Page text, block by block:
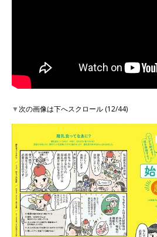
▼次の画像は下へスクロール (12/44)